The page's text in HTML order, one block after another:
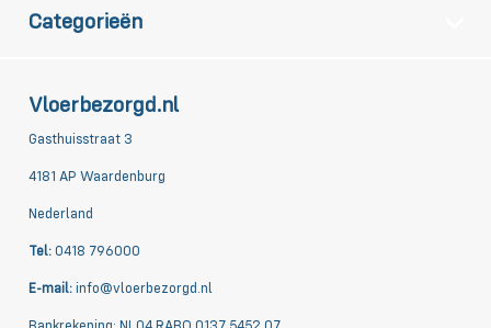
Vloerbezorgd.nl
Gasthuisstraat 3
4181 AP Waardenburg
Nederland
Tel: 0418 796000
E-mail: info@vloerbezorgd.nl
Categorieën